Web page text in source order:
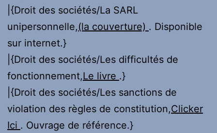
|{Droit des sociétés/La SARL
unipersonnelle,(la couverture) . Disponible
sur internet.}
|{Droit des sociétés/Les difficultés de
fonctionnement,Le livre .}
|{Droit des sociétés/Les sanctions de
violation des règles de constitution,Clicker
Ici . Ouvrage de référence.}